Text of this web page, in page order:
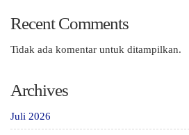
Recent Comments
Tidak ada komentar untuk ditampilkan.
Archives
Juli 2026